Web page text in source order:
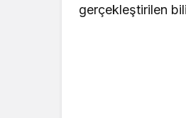
gerçekleştirilen